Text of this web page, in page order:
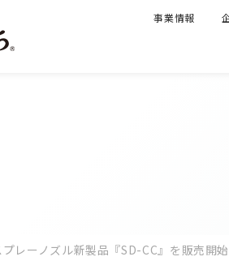
事業情報
レーノズル新製品『SD-CC』を販売開始